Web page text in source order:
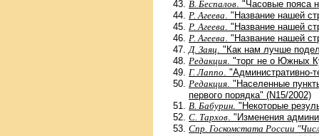
В. Беспалов . "Часовые пояса
Р. Агеева . "Название нашей
Р. Агеева . "Название нашей
Р. Агеева . "Название нашей
Д. Заяц . "Как нам лучше
Редакция . "торг не о Южных
Г. Лаппо . "Административно-
Редакция . "Населенные
первого порядка" (N15/2002)
В. Бабурин . "Некоторые
С. Тархов . "Изменения
Спр. Госкомстата России